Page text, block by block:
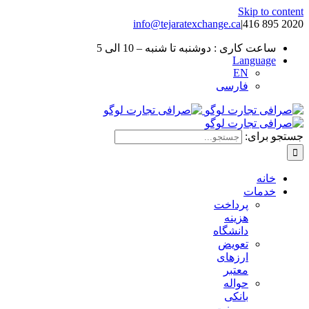
Skip to content
2020 895 416
|
info@tejaratexchange.ca
ساعت کاری : دوشنبه تا شنبه – 10 الی 5
Language
EN
فارسی
جستجو برای:
خانه
خدمات
پرداخت
هزینه
دانشگاه
تعویض
ارزهای
معتبر
حواله
بانکی